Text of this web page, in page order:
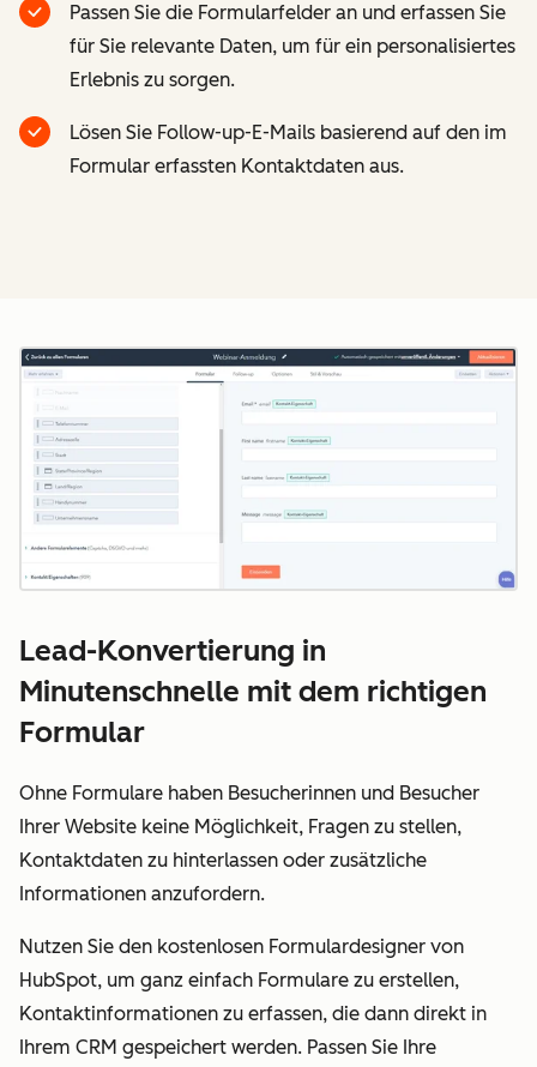
Passen Sie die Formularfelder an und erfassen Sie
für Sie relevante Daten, um für ein personalisiertes
Erlebnis zu sorgen.
Lösen Sie Follow-up-E-Mails basierend auf den im
Formular erfassten Kontaktdaten aus.
Lead-Konvertierung in
Minutenschnelle mit dem richtigen
Formular
Ohne Formulare haben Besucherinnen und Besucher
Ihrer Website keine Möglichkeit, Fragen zu stellen,
Kontaktdaten zu hinterlassen oder zusätzliche
Informationen anzufordern.
Nutzen Sie den kostenlosen Formulardesigner von
HubSpot, um ganz einfach Formulare zu erstellen,
Kontaktinformationen zu erfassen, die dann direkt in
Ihrem CRM gespeichert werden. Passen Sie Ihre